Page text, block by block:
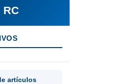
RC
artículos